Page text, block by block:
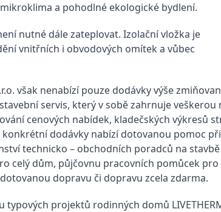
a pohodlné ekologické bydlení.
nutné dále zateplovat. Izolační vložka je
vnitřních i obvodových omítek a vůbec
však nenabízí pouze dodávky výše
servis, který v sobě zahrnuje
cenových nabídek, kladečských výkresů
dodávky nabízí dotovanou pomoc
technicko – obchodních poradců na
celý dům, půjčovnu pracovních pomůcek
dopravu či dopravu zcela zdarma.
typových projektů rodinných domů